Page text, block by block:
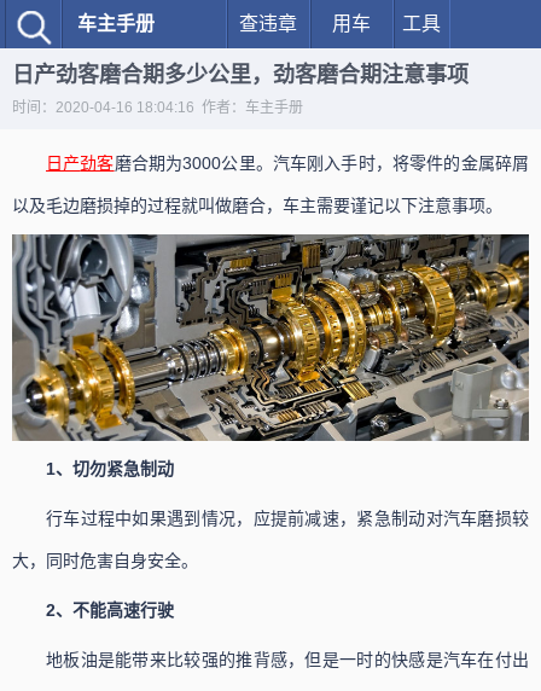
车主手册 查违章 用车 工具
日产劲客磨合期多少公里，劲客磨合期注意事项
时间：2020-04-16 18:04:16 作者：车主手册
日产劲客磨合期为3000公里。汽车刚入手时，将零件的金属碎屑
以及毛边磨损掉的过程就叫做磨合，车主需要谨记以下注意事项。
1、切勿紧急制动
行车过程中如果遇到情况，应提前减速，紧急制动对汽车磨损较
大，同时危害自身安全。
2、不能高速行驶
地板油是能带来比较强的推背感，但是一时的快感是汽车在付出